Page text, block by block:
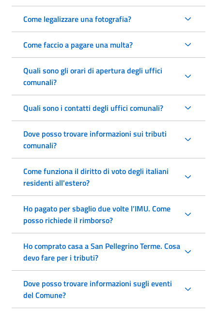
Come legalizzare una fotografia?
Come faccio a pagare una multa?
Quali sono gli orari di apertura degli uffici
comunali?
Quali sono i contatti degli uffici comunali?
Dove posso trovare informazioni sui tributi
comunali?
Come funziona il diritto di voto degli italiani
residenti all'estero?
Ho pagato per sbaglio due volte l’IMU. Come
posso richiede il rimborso?
Ho comprato casa a San Pellegrino Terme. Cosa
devo fare per i tributi?
Dove posso trovare informazioni sugli eventi
del Comune?